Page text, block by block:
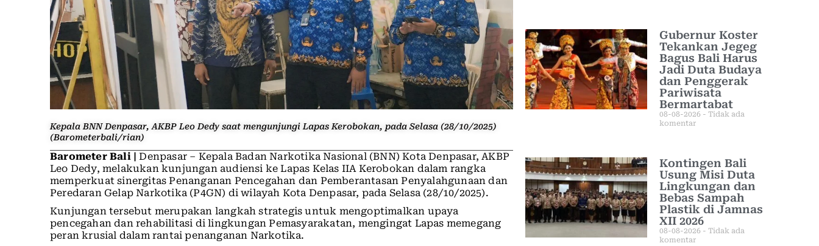
Kepala BNN Denpasar, AKBP Leo Dedy saat mengunjungi Lapas Kerobokan, pada Selasa (28/10/2025)
(Barometerbali/rian)
Barometer Bali | Denpasar – Kepala Badan Narkotika Nasional (BNN) Kota Denpasar, AKBP
Leo Dedy, melakukan kunjungan audiensi ke Lapas Kelas IIA Kerobokan dalam rangka
memperkuat sinergitas Penanganan Pencegahan dan Pemberantasan Penyalahgunaan dan
Peredaran Gelap Narkotika (P4GN) di wilayah Kota Denpasar, pada Selasa (28/10/2025).
Kunjungan tersebut merupakan langkah strategis untuk mengoptimalkan upaya
pencegahan dan rehabilitasi di lingkungan Pemasyarakatan, mengingat Lapas memegang
peran krusial dalam rantai penanganan Narkotika.
Gubernur Koster
Tekankan Jegeg
Bagus Bali Harus
Jadi Duta Budaya
dan Penggerak
Pariwisata
Bermartabat
08-08-2026
Tidak ada
komentar
Kontingen Bali
Usung Misi Duta
Lingkungan dan
Bebas Sampah
Plastik di Jamnas
XII 2026
08-08-2026
Tidak ada
komentar